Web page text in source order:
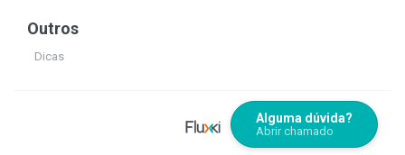
Outros
Dicas
Alguma dúvida?
Abrir chamado